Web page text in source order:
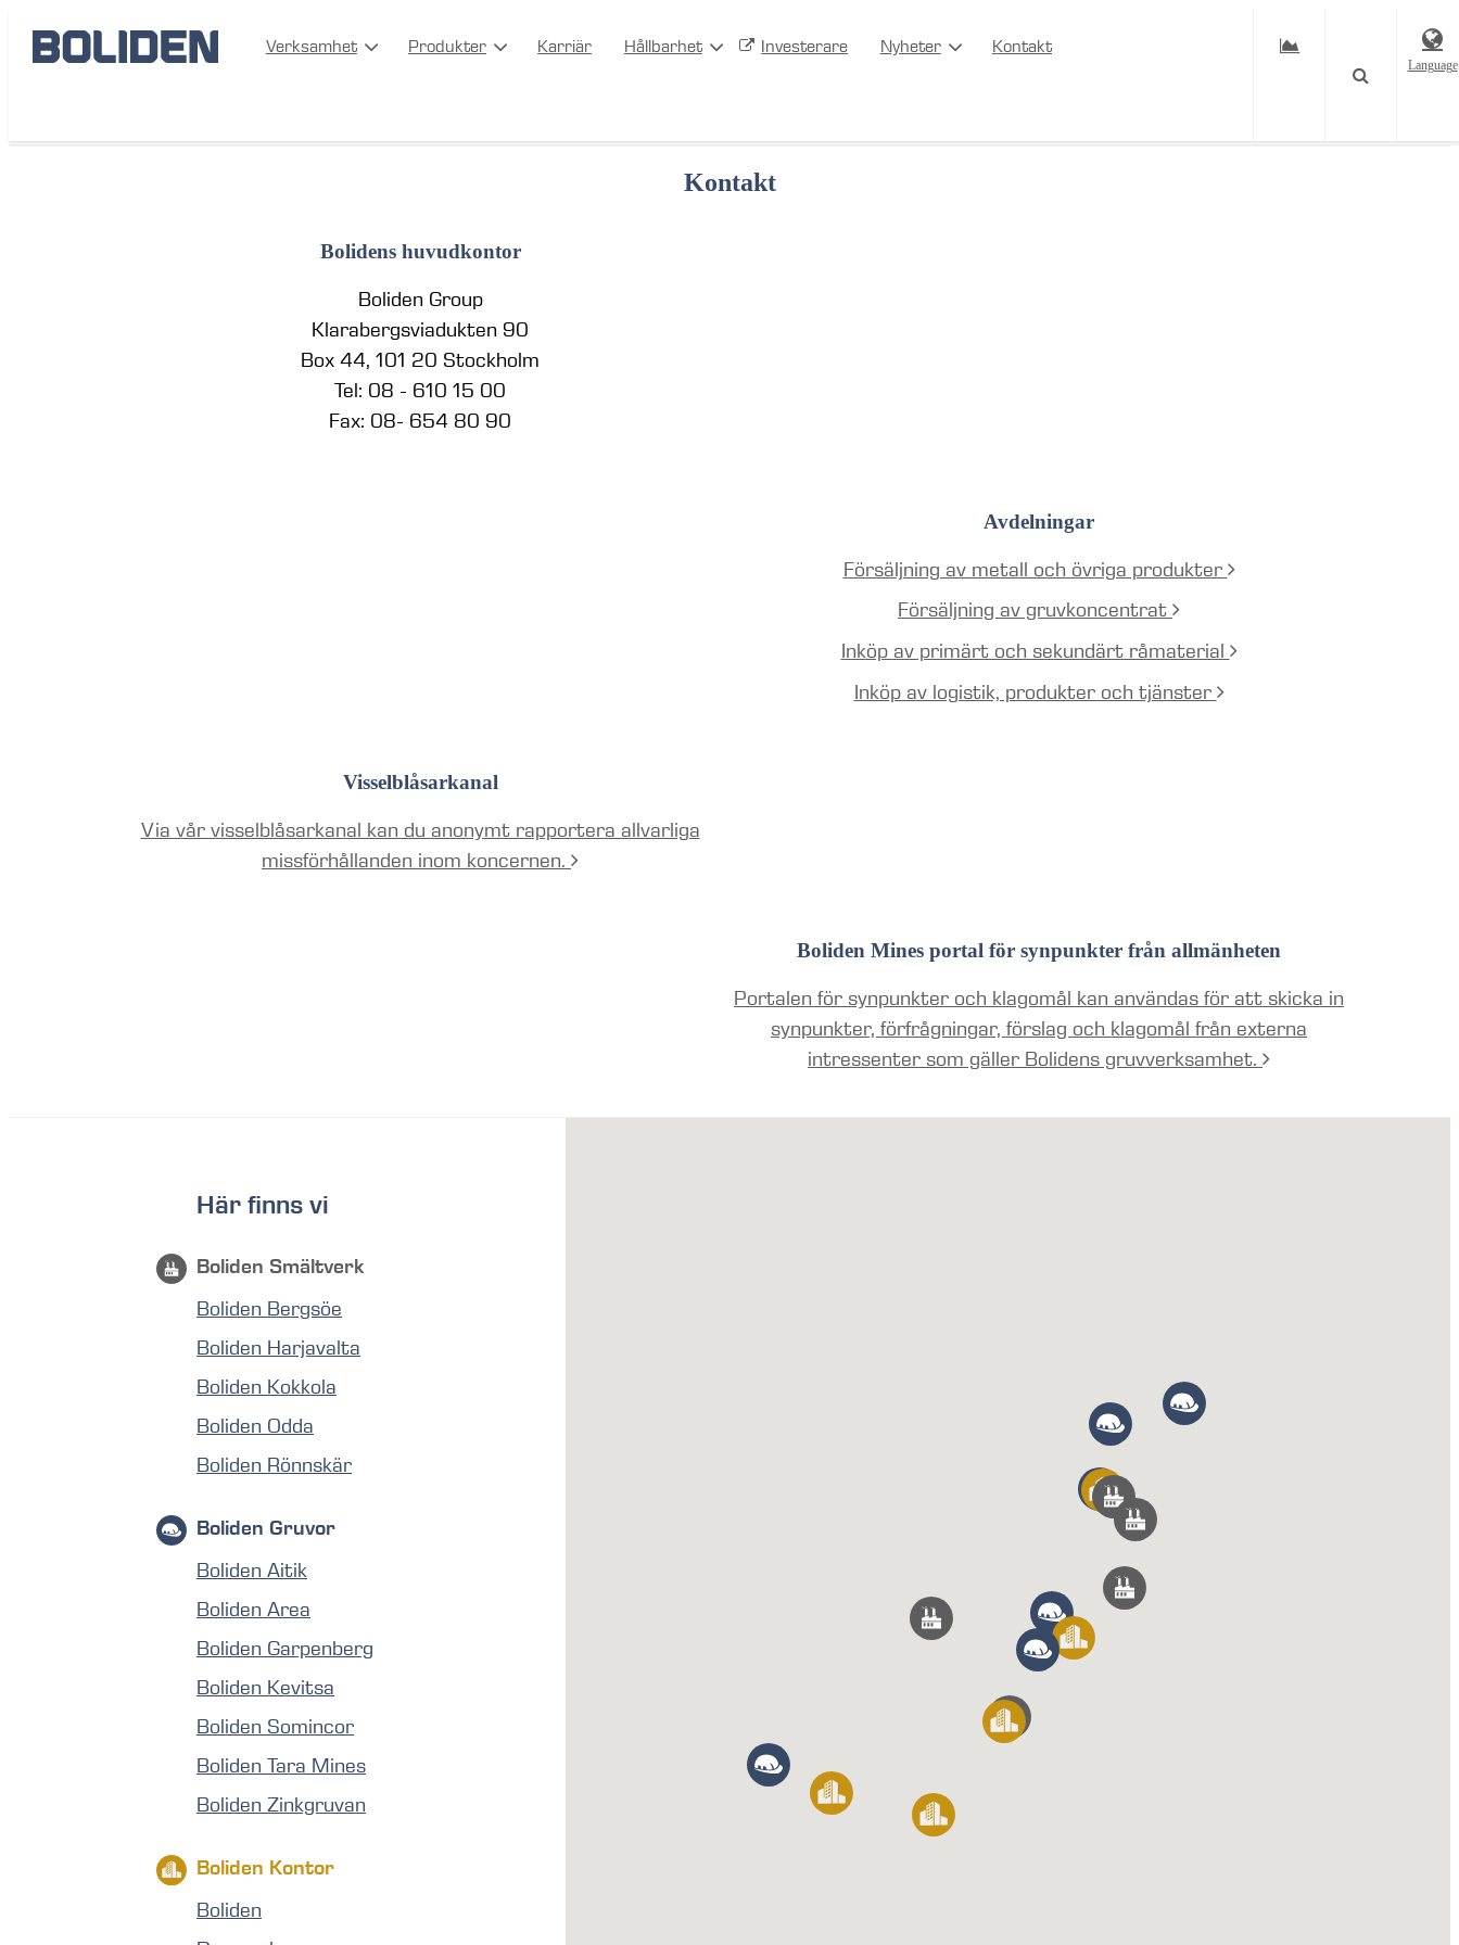
Verksamhet Produkter Karriär Hållbarhet Investerare Nyheter Kontakt
Language
Kontakt
Bolidens huvudkontor
Boliden Group
Klarabergsviadukten 90
Box 44, 101 20 Stockholm
Tel: 08 - 610 15 00
Fax: 08- 654 80 90
Avdelningar
Försäljning av metall och övriga produkter
Försäljning av gruvkoncentrat
Inköp av primärt och sekundärt råmaterial
Inköp av logistik, produkter och tjänster
Visselblåsarkanal
Via vår visselblåsarkanal kan du anonymt rapportera allvarliga
missförhållanden inom koncernen.
Boliden Mines portal för synpunkter från allmänheten
Portalen för synpunkter och klagomål kan användas för att skicka in
synpunkter, förfrågningar, förslag och klagomål från externa
intressenter som gäller Bolidens gruvverksamhet.
Här finns vi
Boliden Smältverk
Boliden Bergsöe
Boliden Harjavalta
Boliden Kokkola
Boliden Odda
Boliden Rönnskär
Boliden Gruvor
Boliden Aitik
Boliden Area
Boliden Garpenberg
Boliden Kevitsa
Boliden Somincor
Boliden Tara Mines
Boliden Zinkgruvan
Boliden Kontor
Boliden